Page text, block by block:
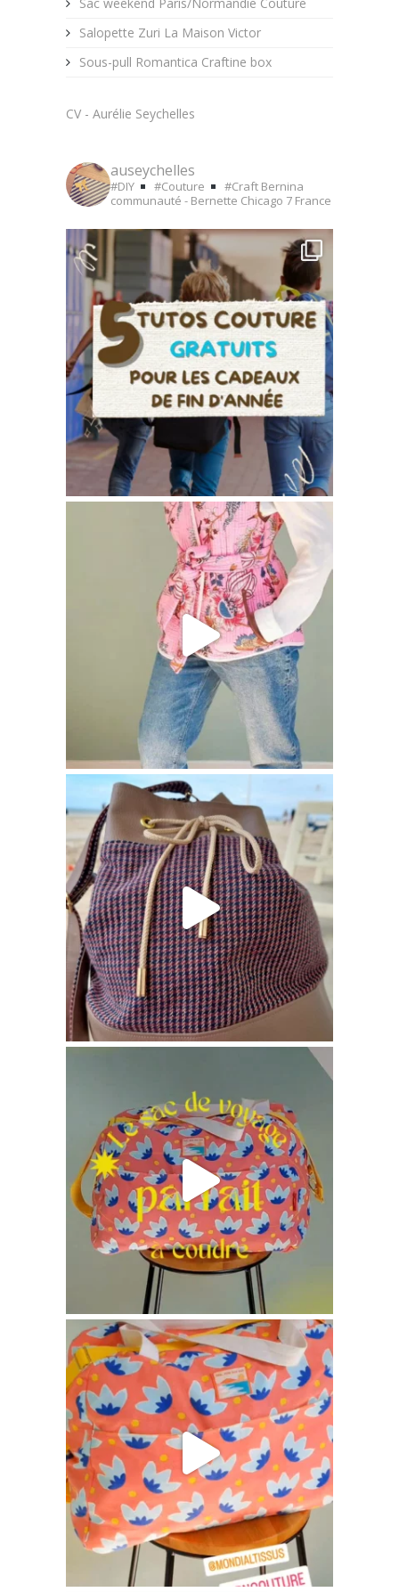
Sac weekend Paris/Normandie Couture
Salopette Zuri La Maison Victor
Sous-pull Romantica Craftine box
CV - Aurélie Seychelles
auseychelles
#DIY #Couture #Craft Bernina
communauté - Bernette Chicago 7 France